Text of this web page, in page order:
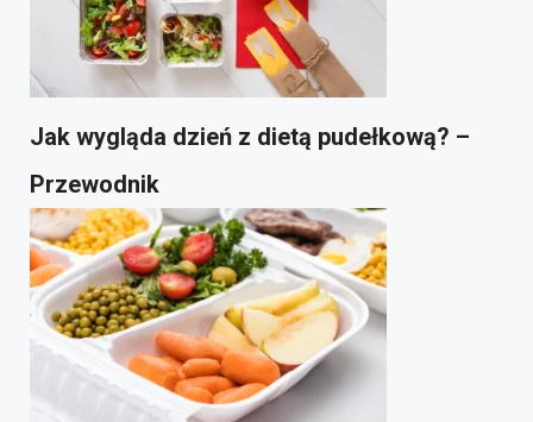
Jak wygląda dzień z dietą pudełkową? –
Przewodnik